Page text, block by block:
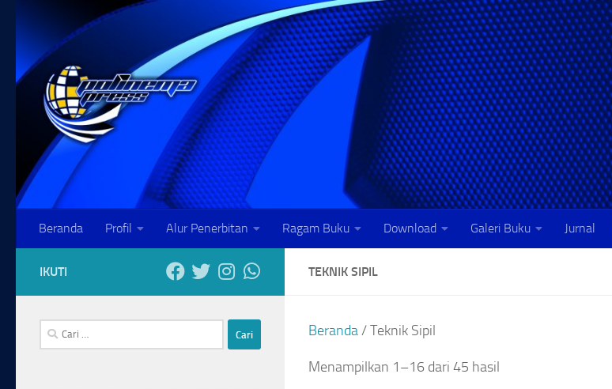
Skip to content
Beranda Profil Alur Penerbitan Ragam Buku Download Galeri Buku Jurnal
TEKNIK SIPIL
Beranda/ Teknik Sipil
Menampilkan 1–16 dari 45 hasil
IKUTI
Cari
untuk: